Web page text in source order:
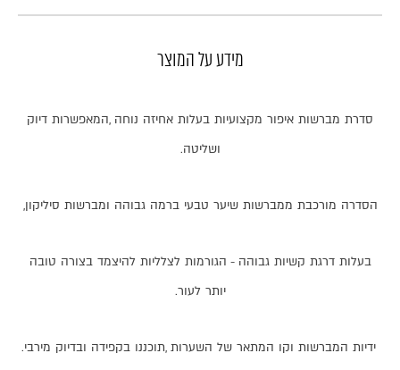
מידע על המוצר
סדרת מברשות איפור מקצועיות בעלות אחיזה נוחה ,המאפשרות דיוק
ושליטה.
הסדרה מורכבת ממברשות שיער טבעי ברמה גבוהה ומברשות סיליקון,
בעלות דרגת קשיות גבוהה - הגורמות לצלליות להיצמד בצורה טובה
יותר לעור.
ידיות המברשות וקו המתאר של השערות ,תוכננו בקפידה ובדיוק מירבי.